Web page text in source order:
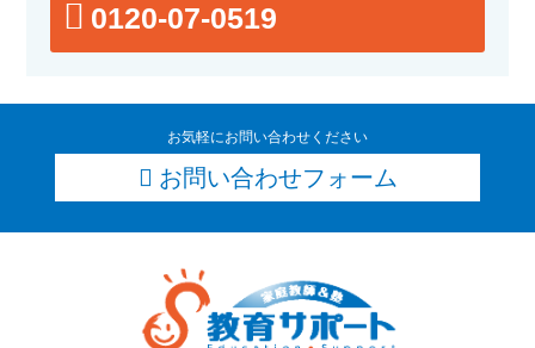
0120-07-0519
お気軽にお問い合わせください
お問い合わせフォーム